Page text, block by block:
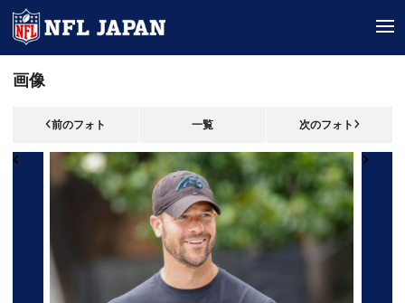
画像
前のフォト 一覧 次のフォト